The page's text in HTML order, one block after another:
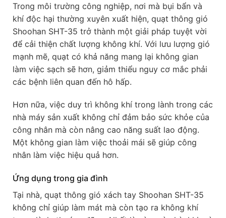
Trong môi trường công nghiệp, nơi mà bụi bẩn và
khí độc hại thường xuyên xuất hiện, quạt thông gió
Shoohan SHT-35 trở thành một giải pháp tuyệt vời
để cải thiện chất lượng không khí. Với lưu lượng gió
mạnh mẽ, quạt có khả năng mang lại không gian
làm việc sạch sẽ hơn, giảm thiểu nguy cơ mắc phải
các bệnh liên quan đến hô hấp.
Hơn nữa, việc duy trì không khí trong lành trong các
nhà máy sản xuất không chỉ đảm bảo sức khỏe của
công nhân mà còn nâng cao năng suất lao động.
Một không gian làm việc thoải mái sẽ giúp công
nhân làm việc hiệu quả hơn.
Ứng dụng trong gia đình
Tại nhà, quạt thông gió xách tay Shoohan SHT-35
không chỉ giúp làm mát mà còn tạo ra không khí